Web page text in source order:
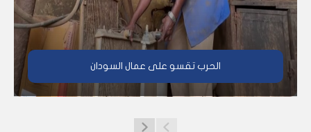
الحرب تقسو على عمال السودان